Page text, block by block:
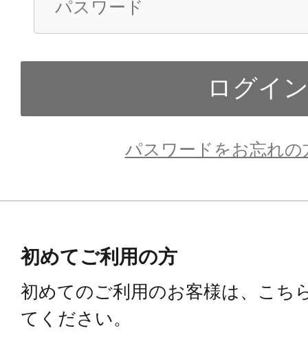
パスワードをお忘れの
初めてご利用の方
初めてのご利用のお客様は、こち
てください。